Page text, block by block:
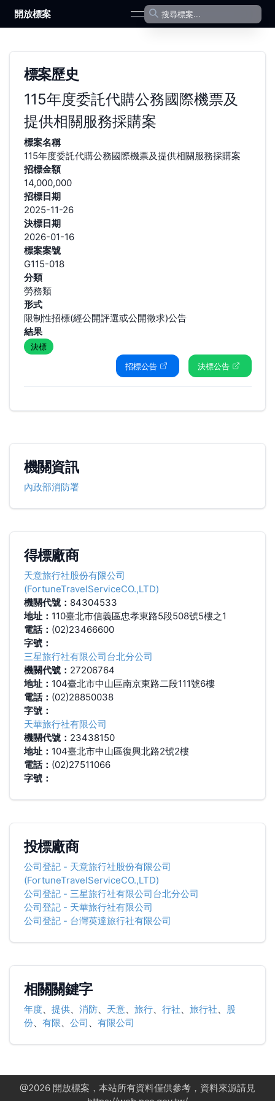
開放標案 open navigation menu
標案歷史
115年度委託代購公務國際機票及
提供相關服務採購案
標案名稱
115年度委託代購公務國際機票及提供相關服務採購案
招標金額
14,000,000
招標日期
2025-11-26
決標日期
2026-01-16
標案案號
G115-018
分類
勞務類
形式
限制性招標(經公開評選或公開徵求)公告
結果
決標
招標公告
決標公告
機關資訊
內政部消防署
得標廠商
天意旅行社股份有限公司
(FortuneTravelServiceCO.,LTD)
機關代號： 84304533
地址： 110臺北市信義區忠孝東路5段508號5樓之1
電話： (02)23466600
字號：
三星旅行社有限公司台北分公司
機關代號： 27206764
地址： 104臺北市中山區南京東路二段111號6樓
電話： (02)28850038
字號：
天華旅行社有限公司
機關代號： 23438150
地址： 104臺北市中山區復興北路2號2樓
電話： (02)27511066
字號：
投標廠商
公司登記- 天意旅行社股份有限公司
(FortuneTravelServiceCO.,LTD)
公司登記- 三星旅行社有限公司台北分公司
公司登記- 天華旅行社有限公司
公司登記- 台灣英達旅行社有限公司
相關關鍵字
年度、 提供、 消防、 天意、 旅行、 行社、 旅行社、 股
份、 有限、 公司 、 有限公司
@2026 開放標案，本站所有資料僅供參考，資料來源請見